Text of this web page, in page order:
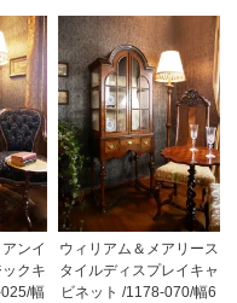
ンイ
クキ
幅
ウィリアム＆メアリース
タイルディスプレイキャ
ビネット /1178-070/幅6